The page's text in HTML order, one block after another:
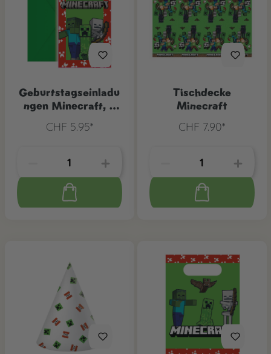
Geburtstagseinladu
ngen Minecraft, 6
CHF 5.95*
Tischdecke
Minecraft
CHF 7.90*